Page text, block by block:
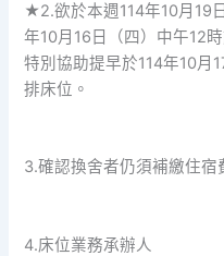
★2.欲於本週114年10月19
年10月16日（四）中午12
特別協助提早於114年10月
排床位。
3.確認換舍者仍須補繳住宿
4.床位業務承辦人